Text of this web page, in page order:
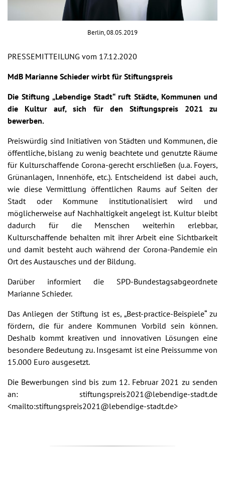
Berlin, 08.05.2019
PRESSEMITTEILUNG vom 17.12.2020
MdB Marianne Schieder wirbt für Stiftungspreis
Die Stiftung „Lebendige Stadt“ ruft Städte, Kommunen und
die Kultur auf, sich für den Stiftungspreis 2021 zu
bewerben.
Preiswürdig sind Initiativen von Städten und Kommunen, die
öffentliche, bislang zu wenig beachtete und genutzte Räume
für Kulturschaffende Corona-gerecht erschließen (u.a. Foyers,
Grünanlagen, Innenhöfe, etc.). Entscheidend ist dabei auch,
wie diese Vermittlung öffentlichen Raums auf Seiten der
Stadt oder Kommune institutionalisiert wird und
möglicherweise auf Nachhaltigkeit angelegt ist. Kultur bleibt
dadurch für die Menschen weiterhin erlebbar,
Kulturschaffende behalten mit ihrer Arbeit eine Sichtbarkeit
und damit besteht auch während der Corona-Pandemie ein
Ort des Austausches und der Bildung.
Darüber informiert die SPD-Bundestagsabgeordnete
Marianne Schieder.
Das Anliegen der Stiftung ist es, „Best-practice-Beispiele“ zu
fördern, die für andere Kommunen Vorbild sein können.
Deshalb kommt kreativen und innovativen Lösungen eine
besondere Bedeutung zu. Insgesamt ist eine Preissumme von
15.000 Euro ausgesetzt.
Die Bewerbungen sind bis zum 12. Februar 2021 zu senden
an: stiftungspreis2021@lebendige-stadt.de
<mailto:stiftungspreis2021@lebendige-stadt.de>